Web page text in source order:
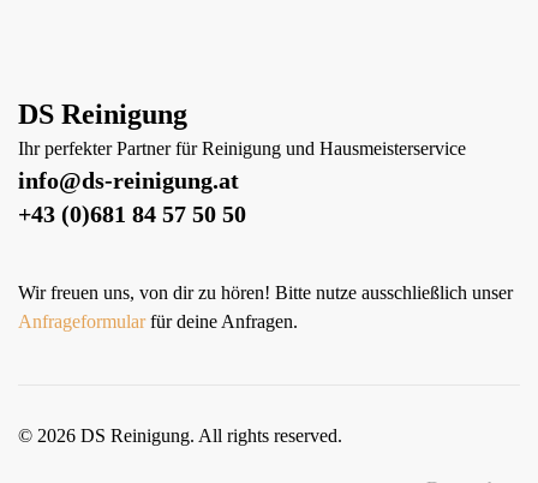
DS Reinigung
Ihr perfekter Partner für Reinigung und Hausmeisterservice
info@ds-reinigung.at
+43 (0)681 84 57 50 50
Wir freuen uns, von dir zu hören! Bitte nutze ausschließlich unser
Anfrageformularfür deine Anfragen.
© 2026 DS Reinigung. All rights reserved.